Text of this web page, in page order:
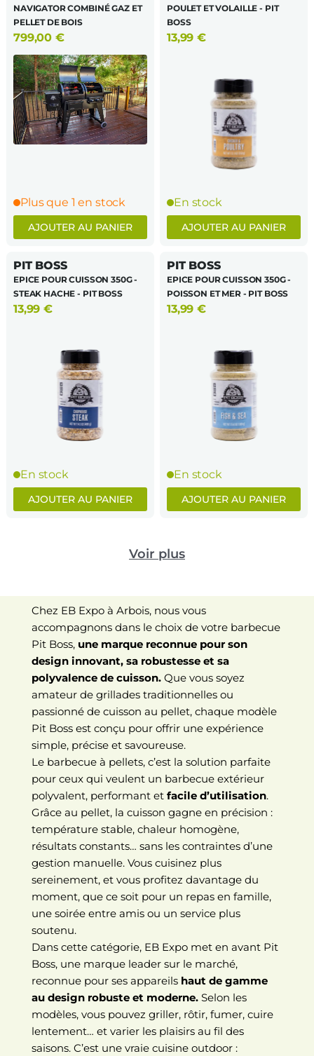
NAVIGATOR COMBINÉ GAZ ET
PELLET DE BOIS
799,00 €
Plus que 1 en stock
AJOUTER AU PANIER
POULET ET VOLAILLE - PIT
BOSS
13,99€
En stock
AJOUTER AU PANIER
PIT BOSS
EPICE POUR CUISSON 350G -
STEAK HACHE - PIT BOSS
13,99€
En stock
AJOUTER AU PANIER
PIT BOSS
EPICE POUR CUISSON 350G -
POISSON ET MER - PIT BOSS
13,99€
En stock
AJOUTER AU PANIER
Voir plus
Chez EB Expo à Arbois, nous vous
accompagnons dans le choix de votre barbecue
Pit Boss, une marque reconnue pour son
design innovant, sa robustesse et sa
polyvalence de cuisson.Que vous soyez
amateur de grillades traditionnelles ou
passionné de cuisson au pellet, chaque modèle
Pit Boss est conçu pour offrir une expérience
simple, précise et savoureuse.
Le barbecue à pellets, c’est la solution parfaite
pour ceux qui veulent un barbecue extérieur
polyvalent, performant et facile d’utilisation.
Grâce au pellet, la cuisson gagne en précision :
température stable, chaleur homogène,
résultats constants… sans les contraintes d’une
gestion manuelle. Vous cuisinez plus
sereinement, et vous profitez davantage du
moment, que ce soit pour un repas en famille,
une soirée entre amis ou un service plus
soutenu.
Dans cette catégorie, EB Expo met en avant Pit
Boss, une marque leader sur le marché,
reconnue pour ses appareils haut de gamme
au design robuste et moderne.Selon les
modèles, vous pouvez griller, rôtir, fumer, cuire
lentement… et varier les plaisirs au fil des
saisons. C’est une vraie cuisine outdoor :